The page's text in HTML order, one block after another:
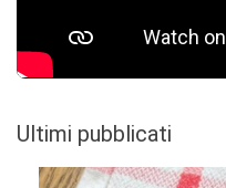
Ultimi pubblicati